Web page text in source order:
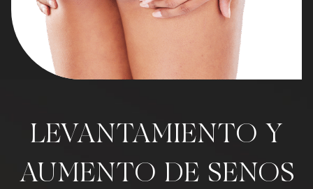
LEVANTAMIENTO Y
AUMENTO DE SENOS